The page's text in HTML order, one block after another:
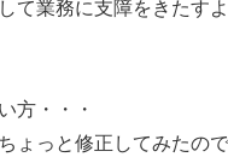
て業務に支障をきたす
方・・・
ょっと修正してみたので